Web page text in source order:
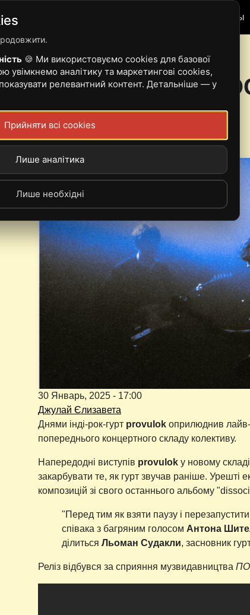
Ивенты
ВИПУСКАЄ
30 Январь, 2025 - 17:00
Джулай Єлизавета
Днями інді-рок-гурт provulok оприлюднив лайв-
попереднього концертного складу колективу.
Напередодні виступів provulok у новому
закарбувати те, як гурт звучав раніше. Урешті
композицій зі свого останнього альбому
"Перед тим як взяти паузу і
співака з багряним голосом Антона
ділиться Льоман Судакли, засновник
Реліз відбувся за сприяння музвидавництва
🍪 Ми використовуємо cookies для базової
увімкнемо аналітику та маркетингові cookies,
релевантний контент. Детальніше — у
Прийняти всі cookies
Лише аналітика
Лише необхідні